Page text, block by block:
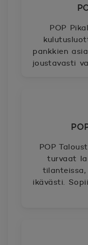
POP
pankkien
joustavasti
POP
turvaat
ikävästi.